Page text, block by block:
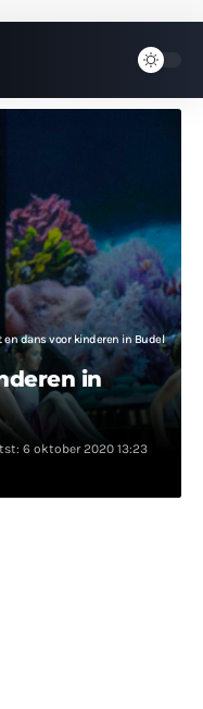
en dans voor kinderen in Budel
in
6 oktober 2020 13:23